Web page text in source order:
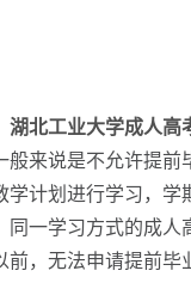
湖北工业大学成人高
般来说是不允许提
学计划进行学习，学
同一学习方式的成人
前，无法申请提前毕